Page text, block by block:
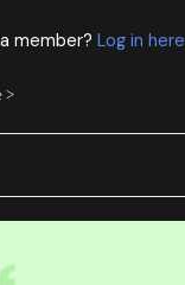
member?Log in here
>